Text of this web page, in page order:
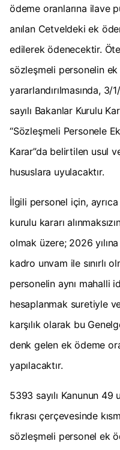
ödeme oranlarına ilave
anılan Cetveldeki ek
edilerek ödenecektir.
sözleşmeli personelin
yararlandırılmasında,
sayılı Bakanlar Kurulu
“Sözleşmeli Personele
Karar”da belirtilen usul
hususlara uyulacaktır.
İlgili personel için,
kurulu kararı
olmak üzere; 2026
kadro unvam ile sınırlı
personelin aynı mahalli
hesaplanmak suretiyle
karşılık olarak bu
denk gelen ek ödeme
yapılacaktır.
5393 sayılı Kanunun
fıkrası çerçevesinde
sözleşmeli personel ek